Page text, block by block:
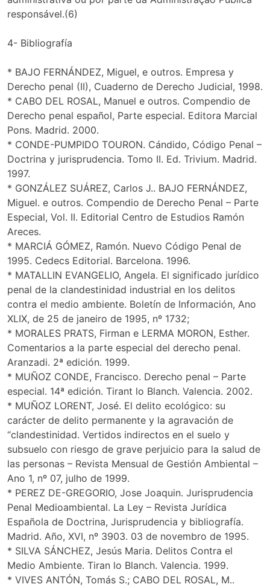
responsável.(6)
4- Bibliografía
* BAJO FERNÁNDEZ, Miguel, e outros. Empresa y
Derecho penal (II), Cuaderno de Derecho Judicial, 1998.
* CABO DEL ROSAL, Manuel e outros. Compendio de
Derecho penal español, Parte especial. Editora Marcial
Pons. Madrid. 2000.
* CONDE-PUMPIDO TOURON. Cándido, Código Penal –
Doctrina y jurisprudencia. Tomo II. Ed. Trivium. Madrid.
1997.
* GONZÁLEZ SUÁREZ, Carlos J.. BAJO FERNÁNDEZ,
Miguel. e outros. Compendio de Derecho Penal – Parte
Especial, Vol. II. Editorial Centro de Estudios Ramón
Areces.
* MARCIÁ GÓMEZ, Ramón. Nuevo Código Penal de
1995. Cedecs Editorial. Barcelona. 1996.
* MATALLIN EVANGELIO, Angela. El significado jurídico
penal de la clandestinidad industrial en los delitos
contra el medio ambiente. Boletín de Información, Ano
XLIX, de 25 de janeiro de 1995, nº 1732;
* MORALES PRATS, Firman e LERMA MORON, Esther.
Comentarios a la parte especial del derecho penal.
Aranzadi. 2ª edición. 1999.
* MUÑOZ CONDE, Francisco. Derecho penal – Parte
especial. 14ª edición. Tirant lo Blanch. Valencia. 2002.
* MUÑOZ LORENT, José. El delito ecológico: su
carácter de delito permanente y la agravación de
“clandestinidad. Vertidos indirectos en el suelo y
subsuelo con riesgo de grave perjuicio para la salud de
las personas – Revista Mensual de Gestión Ambiental –
Ano 1, nº 07, julho de 1999.
* PEREZ DE-GREGORIO, Jose Joaquin. Jurisprudencia
Penal Medioambiental. La Ley – Revista Jurídica
Española de Doctrina, Jurisprudencia y bibliografía.
Madrid. Año, XVI, nº 3903. 03 de novembro de 1995.
* SILVA SÁNCHEZ, Jesús Maria. Delitos Contra el
Medio Ambiente. Tiran lo Blanch. Valencia. 1999.
* VIVES ANTÓN, Tomás S.; CABO DEL ROSAL, M..